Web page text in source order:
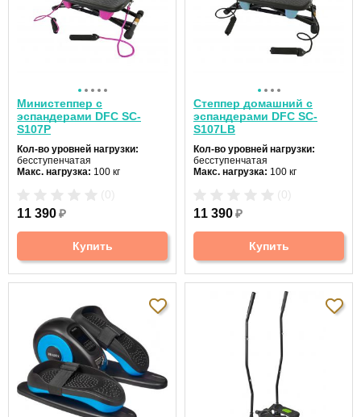
Министеппер с
эспандерами DFC SC-
S107P
Кол-во уровней нагрузки:
бесступенчатая
Макс. нагрузка: 100 кг
Эспандеры:
Датчики пульса:
11 390₽
Купить
Степпер домашний с
эспандерами DFC SC-
S107LB
Кол-во уровней нагрузки:
бесступенчатая
Макс. нагрузка: 100 кг
Эспандеры:
Датчики пульса:
11 390₽
Купить